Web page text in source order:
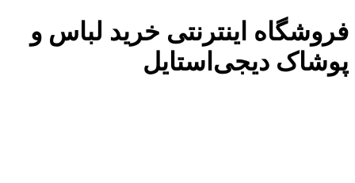
فروشگاه اینترنتی خرید لباس و
پوشاک دیجی‌استایل